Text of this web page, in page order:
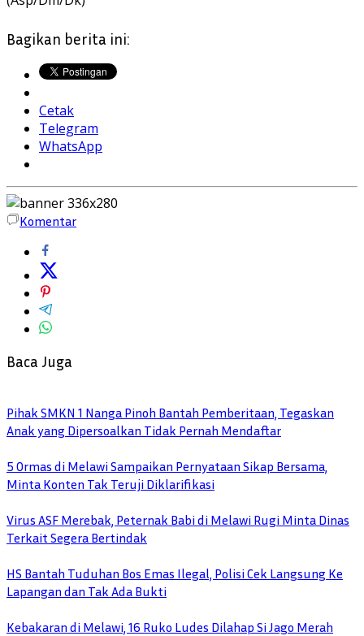
Bagikan berita ini:
Cetak
Telegram
WhatsApp
Komentar
Baca Juga
Pihak SMKN 1 Nanga Pinoh Bantah Pemberitaan, Tegaskan
Anak yang Dipersoalkan Tidak Pernah Mendaftar
5 Ormas di Melawi Sampaikan Pernyataan Sikap Bersama,
Minta Konten Tak Teruji Diklarifikasi
Virus ASF Merebak, Peternak Babi di Melawi Rugi Minta Dinas
Terkait Segera Bertindak
HS Bantah Tuduhan Bos Emas Ilegal, Polisi Cek Langsung Ke
Lapangan dan Tak Ada Bukti
Kebakaran di Melawi, 16 Ruko Ludes Dilahap Si Jago Merah